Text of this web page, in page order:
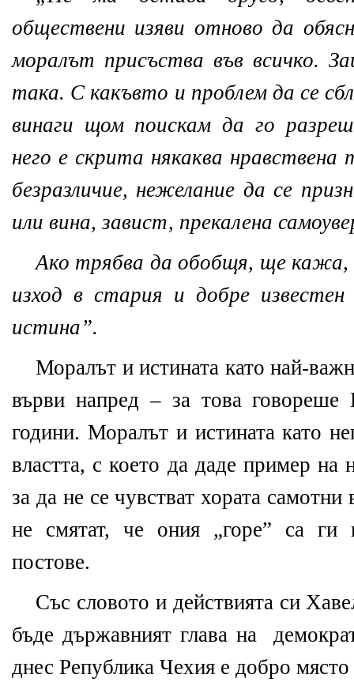
обществени изяви отново да
моралът присъства във всичко.
така. С какъвто и проблем да се
винаги щом поискам да го
него е скрита някаква
безразличие, нежелание да се
или вина, завист, прекалена
Ако трябва да обобщя, ще кажа,
изход в стария и добре
истина”.
Моралът и истината като най-
върви напред – за това
години. Моралът и истината като
властта, с което да даде пример на
за да не се чувстват хората
не смятат, че ония „горе” са ги
постове.
Със словото и действията си
бъде държавният глава на
днес Република Чехия е добро